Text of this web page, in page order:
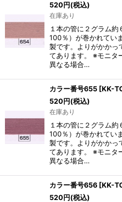
520円(税込)
在庫あり
１本の管に２グラム
100％）が巻かれてい
製です。よりがかかっ
てあります。 ※モニタ
異なる場合…
カラー番号655 [KK-
520円(税込)
在庫あり
１本の管に２グラム
100％）が巻かれてい
製です。よりがかかっ
てあります。 ※モニタ
異なる場合…
カラー番号656 [KK-
520円(税込)